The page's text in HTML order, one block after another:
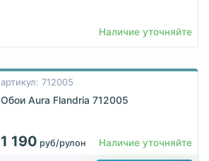
Наличие уточняйте
артикул: 712005
Обои Aura Flandria 712005
1 190 руб/рулон Наличие уточняйте